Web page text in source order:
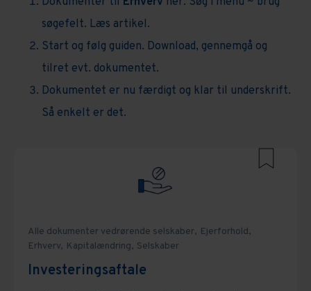
Opsigelse
Ejendomme
Erhvervslejeret
Administration
Ejerforening
Administration
Kontrakter og aftaler
Opsigelse og ophævelse
Alle dokumenter vedrørende ejendomme
Bolighandel
Entreprise
Erhvervslejeret
Alle dokumenter vedrørende
erhvervsleje
Afståelse
Opsigelse og ophævelse
MedarbejdereHandelsaftaler
Personlig konkurs
Konkursbehandling
Alle dokumenter vedrørende proces
Retssag
Selskaber
Kapitalændring
søgefelt. Læs artikel.
Start og følg guiden. Download, gennemgå og
tilret evt. dokumentet.
Dokumentet er nu færdigt og klar til underskrift.
Så enkelt er det.
Alle dokumenter vedrørende selskaber, Ejerforhold,
Erhverv, Kapitalændring, Selskaber
Investeringsaftale